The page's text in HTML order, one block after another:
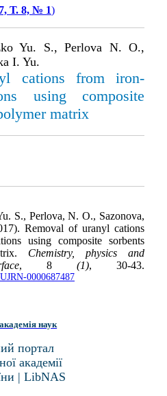
Т. 8, № 1)
Yu. S., Perlova N. O.,
I. Yu.
cations from iron-
using composite
matrix
S., Perlova, N. O., Sazonova,
Removal of uranyl cations
using composite sorbents
Chemistry, physics and
, 8 (1), 30-43.
0000687487
наук
портал
академії
| LibNAS